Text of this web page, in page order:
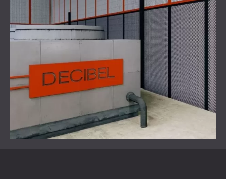
Ergebnis
Die Schallschutzhaube reduzierte den Lärm der
Wärmepumpe erfolgreich und sorgte so für Ruhe auf dem
Grundstück des Hausbesitzers und verhinderte Störungen
im Nachbarhaus. Der Kunde zeigte sich mit dem Ergebnis
zufrieden und betonte, dass sowohl der Komfort als auch
das gute Verhältnis zu den Nachbarn erhalten geblieben
seien.